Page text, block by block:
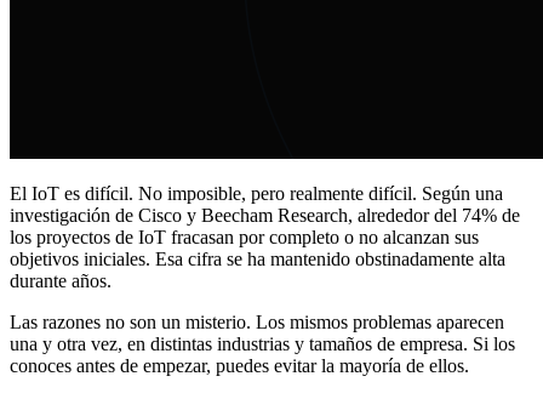
El IoT es difícil. No imposible, pero realmente difícil. Según una
investigación de Cisco y Beecham Research, alrededor del 74% de
los proyectos de IoT fracasan por completo o no alcanzan sus
objetivos iniciales. Esa cifra se ha mantenido obstinadamente alta
durante años.
Las razones no son un misterio. Los mismos problemas aparecen
una y otra vez, en distintas industrias y tamaños de empresa. Si los
conoces antes de empezar, puedes evitar la mayoría de ellos.